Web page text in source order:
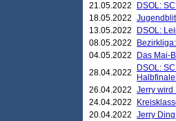
21.05.2022
DSOL:
18.05.2022
13.05.2022
DSOL:
08.05.2022
04.05.2022
Das Mai-
28.04.2022
DSOL:
26.04.2022 Jerry wird
24.04.2022
20.04.2022 Jerry